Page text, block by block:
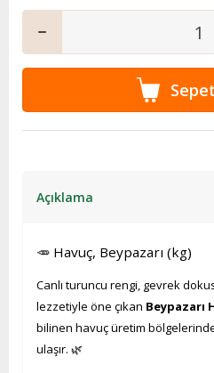
Açıklama
🥕 Havuç, Beypazarı (kg)
Canlı turuncu rengi, gevrek
lezzetiyle öne çıkan Beypazarı
bilinen havuç üretim
ulaşır. 🌿